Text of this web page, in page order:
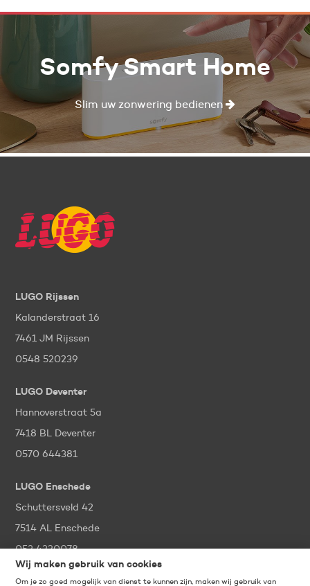
Wij maken gebruik van cookies
Om je zo goed mogelijk van dienst te kunnen zijn, maken wij gebruik van
Somfy Smart Home
Slim uw zonwering bedienen
LUGO Rijssen
Kalanderstraat 16
7461 JM Rijssen
0548 520239
LUGO Deventer
Hannoverstraat 5a
7418 BL Deventer
0570 644381
LUGO Enschede
Schuttersveld 42
7514 AL Enschede
053 4320078